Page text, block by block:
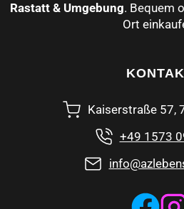
Rastatt & Umgebung. Bequem
Ort
Kaiserstraße 57,
+49 1573